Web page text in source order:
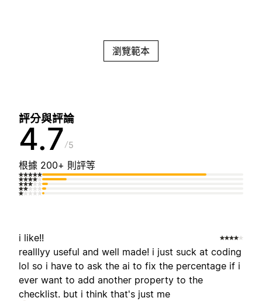
瀏覽範本
評分與評論
4.7 5
根據 200+ 則評等
i like!!
realllyy useful and well made! i just suck at coding
lol so i have to ask the ai to fix the percentage if i
ever want to add another property to the
checklist. but i think that's just me